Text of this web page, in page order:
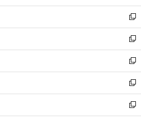
開
く
ウ
で
開
く
ン
ド
ウ
で
開
く
ウ
ィ
ン
ド
ウ
で
開
く
新
し
い
ウ
ィ
ン
ド
ウ
で
開
新
し
い
ウ
ィ
ン
ド
ウ
新
し
い
ウ
ィ
ン
新
し
い
ウ
新
し